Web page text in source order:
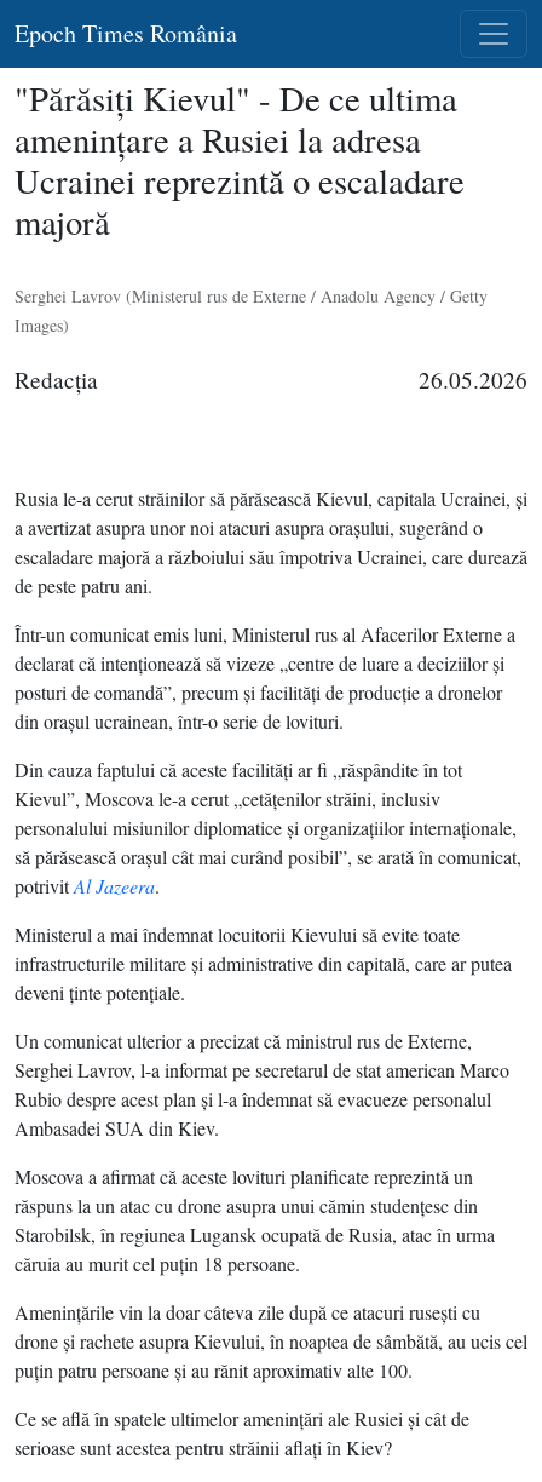
Epoch Times România
"Părăsiţi Kievul" - De ce ultima
ameninţare a Rusiei la adresa
Ucrainei reprezintă o escaladare
majoră
Serghei Lavrov (Ministerul rus de Externe / Anadolu Agency / Getty
Images)
Redacţia 26.05.2026
Rusia le-a cerut străinilor să părăsească Kievul, capitala Ucrainei, şi
a avertizat asupra unor noi atacuri asupra oraşului, sugerând o
escaladare majoră a războiului său împotriva Ucrainei, care durează
de peste patru ani.
Într-un comunicat emis luni, Ministerul rus al Afacerilor Externe a
declarat că intenţionează să vizeze „centre de luare a deciziilor şi
posturi de comandă”, precum şi facilităţi de producţie a dronelor
din oraşul ucrainean, într-o serie de lovituri.
Din cauza faptului că aceste facilităţi ar fi „răspândite în tot
Kievul”, Moscova le-a cerut „cetăţenilor străini, inclusiv
personalului misiunilor diplomatice şi organizaţiilor internaţionale,
să părăsească oraşul cât mai curând posibil”, se arată în comunicat,
potrivitAl Jazeera.
Ministerul a mai îndemnat locuitorii Kievului să evite toate
infrastructurile militare şi administrative din capitală, care ar putea
deveni ţinte potenţiale.
Un comunicat ulterior a precizat că ministrul rus de Externe,
Serghei Lavrov, l-a informat pe secretarul de stat american Marco
Rubio despre acest plan şi l-a îndemnat să evacueze personalul
Ambasadei SUA din Kiev.
Moscova a afirmat că aceste lovituri planificate reprezintă un
răspuns la un atac cu drone asupra unui cămin studenţesc din
Starobilsk, în regiunea Lugansk ocupată de Rusia, atac în urma
căruia au murit cel puţin 18 persoane.
Ameninţările vin la doar câteva zile după ce atacuri ruseşti cu
drone şi rachete asupra Kievului, în noaptea de sâmbătă, au ucis cel
puţin patru persoane şi au rănit aproximativ alte 100.
Ce se află în spatele ultimelor ameninţări ale Rusiei şi cât de
serioase sunt acestea pentru străinii aflaţi în Kiev?